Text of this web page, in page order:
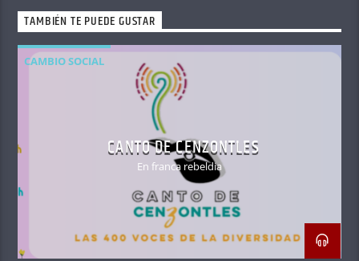
TAMBIÉN TE PUEDE GUSTAR
CAMBIO SOCIAL
CANTO DE CENZONTLES
En franca rebeldia